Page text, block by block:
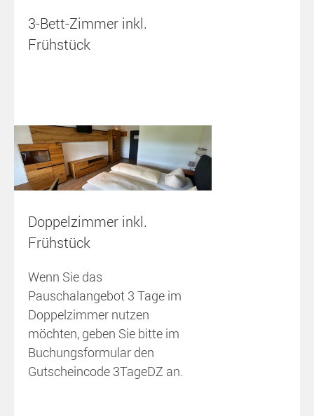
3-Bett-Zimmer inkl.
Frühstück
Doppelzimmer inkl.
Frühstück
Wenn Sie das
Pauschalangebot 3 Tage im
Doppelzimmer nutzen
möchten, geben Sie bitte im
Buchungsformular den
Gutscheincode 3TageDZ an.